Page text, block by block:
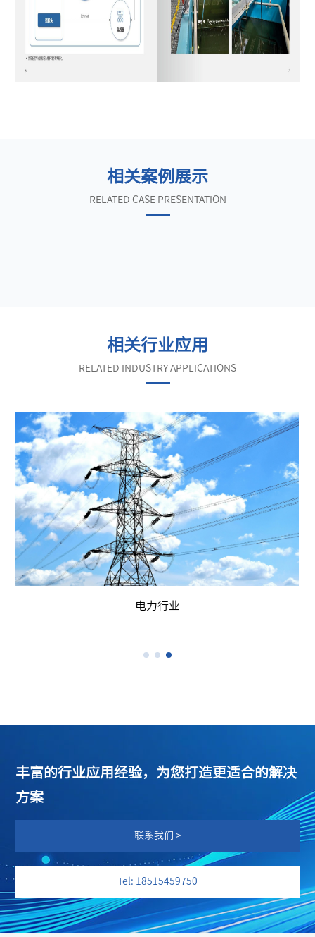
相关案例展示
RELATED CASE PRESENTATION
相关行业应用
RELATED INDUSTRY APPLICATIONS
电力行业
丰富的行业应用经验，为您打造更适合的解决
方案
联系我们 >
Tel: 18515459750